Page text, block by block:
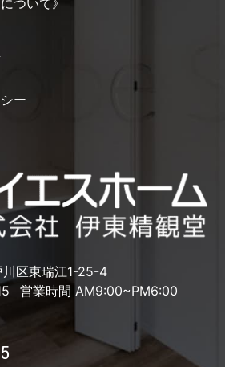
ついて》
ー
区東瑞江1-25-4
営業時間 AM9:00~PM6:00